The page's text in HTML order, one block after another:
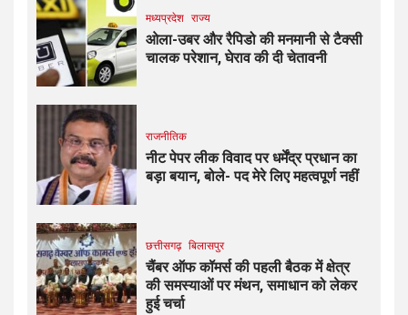
मध्यप्रदेश राज्य
ओला-उबर और रैपिडो की मनमानी से टैक्सी
चालक परेशान, घेराव की दी चेतावनी
राजनीतिक
नीट पेपर लीक विवाद पर धर्मेंद्र प्रधान का
बड़ा बयान, बोले- पद मेरे लिए महत्वपूर्ण नहीं
छत्तीसगढ़ बिलासपुर
चैंबर ऑफ कॉमर्स की पहली बैठक में क्षेत्र
की समस्याओं पर मंथन, समाधान को लेकर
हुई चर्चा